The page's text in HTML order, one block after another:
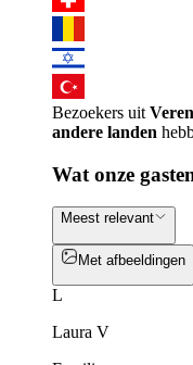
Bezoekers uit
andere landen
Wat onze
Meest relevant
Met afbeeldingen
L
Laura V